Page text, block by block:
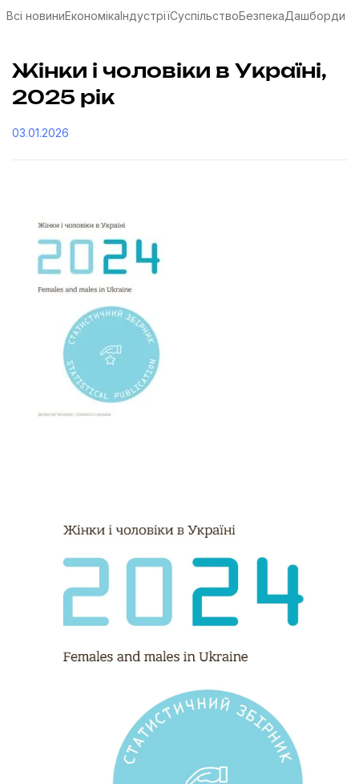
Всі новиниЕкономікаІндустріїСуспільствоБезпекаДашборди
Жінки і чоловіки в Україні,
2025 рік
03.01.2026